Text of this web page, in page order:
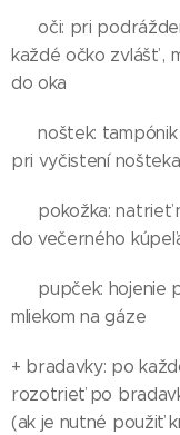
👶 oči: pri
každé očko zvlášť ,
do oka
👶 noštek:
pri vyčistení
👶 pokožka: natrieť
do večerného
👶 pupček: hojenie
mliekom na gáze
+ bradavky: po
rozotrieť po
(ak je nutné použiť